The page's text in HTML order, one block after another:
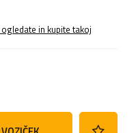
in kupite takoj